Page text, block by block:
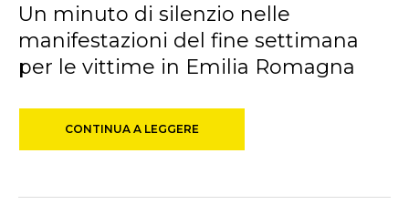
Un minuto di silenzio nelle
manifestazioni del fine settimana
per le vittime in Emilia Romagna
CONTINUA A LEGGERE